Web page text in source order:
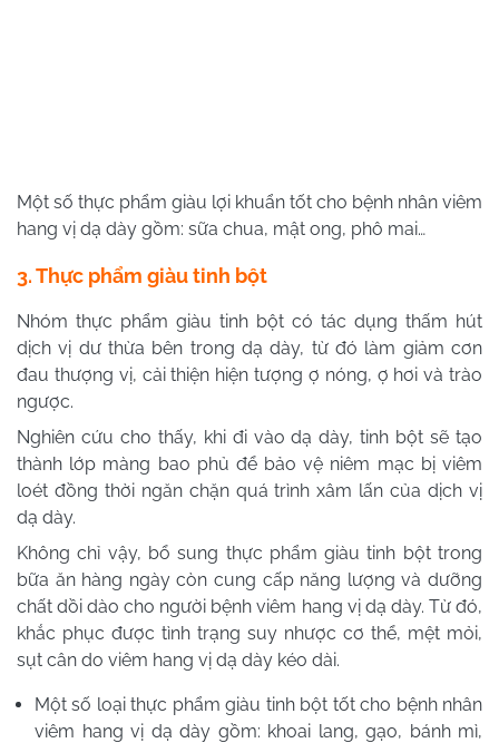
Một số thực phẩm giàu lợi khuẩn tốt cho bệnh nhân viêm
hang vị dạ dày gồm: sữa chua, mật ong, phô mai…
3. Thực phẩm giàu tinh bột
Nhóm thực phẩm giàu tinh bột có tác dụng thấm hút
dịch vị dư thừa bên trong dạ dày, từ đó làm giảm cơn
đau thượng vị, cải thiện hiện tượng ợ nóng, ợ hơi và trào
ngược.
Nghiên cứu cho thấy, khi đi vào dạ dày, tinh bột sẽ tạo
thành lớp màng bao phủ để bảo vệ niêm mạc bị viêm
loét đồng thời ngăn chặn quá trình xâm lấn của dịch vị
dạ dày.
Không chỉ vậy, bổ sung thực phẩm giàu tinh bột trong
bữa ăn hàng ngày còn cung cấp năng lượng và dưỡng
chất dồi dào cho người bệnh viêm hang vị dạ dày. Từ đó,
khắc phục được tình trạng suy nhược cơ thể, mệt mỏi,
sụt cân do viêm hang vị dạ dày kéo dài.
Một số loại thực phẩm giàu tinh bột tốt cho bệnh nhân
viêm hang vị dạ dày gồm: khoai lang, gạo, bánh mì,